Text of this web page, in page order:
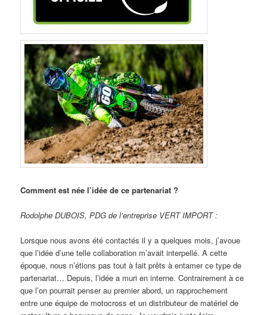
Comment est née l’idée de ce partenariat ?
Rodolphe DUBOIS, PDG de l’entreprise VERT IMPORT :
Lorsque nous avons été contactés il y a quelques mois, j’avoue
que l’idée d’une telle collaboration m’avait interpellé. A cette
époque, nous n’étions pas tout à fait prêts à entamer ce type de
partenariat… Depuis, l’idée a muri en interne. Contrairement à ce
que l’on pourrait penser au premier abord, un rapprochement
entre une équipe de motocross et un distributeur de matériel de